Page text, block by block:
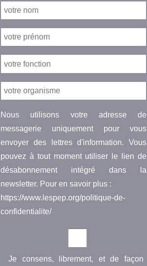
Nous utilisons votre adresse de
messagerie uniquement pour vous
envoyer des lettres d'information. Vous
pouvez à tout moment utiliser le lien de
désabonnement intégré dans la
newsletter. Pour en savoir plus :
https://www.lespep.org/politique-de-
confidentialite/
Je consens, librement, et de façon